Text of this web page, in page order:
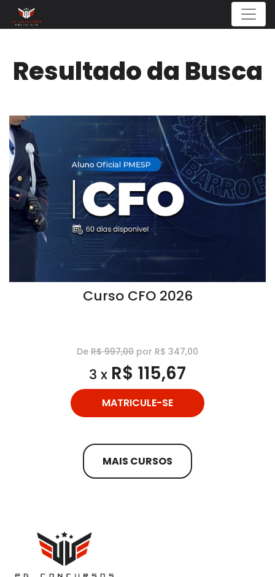
Menu
Resultado da Busca
Curso CFO 2026
De R$ 997,00 por R$ 347,00
3 x R$ 115,67
MATRICULE-SE
MAIS CURSOS